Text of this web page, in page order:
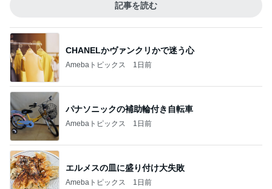
記事を読む
CHANELかヴァンクリかで迷う心
Amebaトピックス 1日前
パナソニックの補助輪付き自転車
Amebaトピックス 1日前
エルメスの皿に盛り付け大失敗
Amebaトピックス 1日前